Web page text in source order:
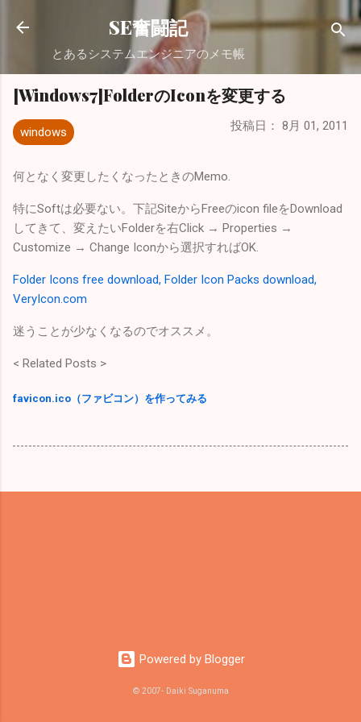
スキップしてメイン コンテンツに移動
SE奮闘記
とあるシステムエンジニアのメモ帳
[Windows7]FolderのIconを変更する
windows 投稿日： 8月 01, 2011
何となく変更したくなったときのMemo.
特にSoftは必要ない。下記SiteからFreeのicon fileをDownload
してきて、変えたいFolderを右Click → Properties →
Customize → Change Iconから選択すればOK.
Folder Icons free download, Folder Icon Packs download,
VeryIcon.com
迷うことが少なくなるのでオススメ。
< Related Posts >
favicon.ico（ファビコン）を作ってみる
Powered by Blogger
© 2007- Daiki Suganuma